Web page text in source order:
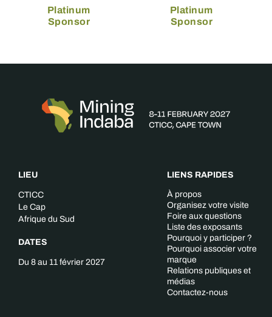
Platinum
Sponsor
Platinum
Sponsor
LIEU
CTICC
Le Cap
Afrique du Sud
DATES
Du 8 au 11 février 2027
LIENS RAPIDES
À propos
Organisez votre visite
Foire aux questions
Liste des exposants
Pourquoi y participer ?
Pourquoi associer votre
marque
Relations publiques et
médias
Contactez-nous